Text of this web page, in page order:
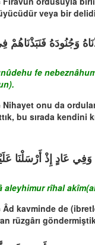
veya bir
وَجُنُودَهُ فَنَبَذْنَاهُمْ
fe
onu da
bu sırada kendini
وَفِي عَادٍ إِذْ أَرْسَلْنَا
aleyhimur rîhal
Âd kavminde de
rüzgârı